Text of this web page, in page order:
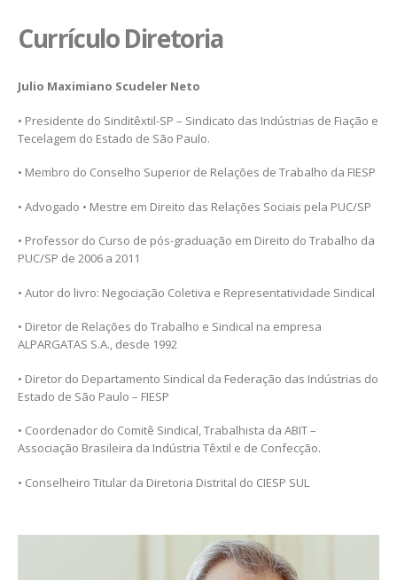
Currículo Diretoria
Julio Maximiano Scudeler Neto
• Presidente do Sinditêxtil-SP – Sindicato das Indústrias de Fiação e
Tecelagem do Estado de São Paulo.
• Membro do Conselho Superior de Relações de Trabalho da FIESP
• Advogado • Mestre em Direito das Relações Sociais pela PUC/SP
• Professor do Curso de pós-graduação em Direito do Trabalho da
PUC/SP de 2006 a 2011
• Autor do livro: Negociação Coletiva e Representatividade Sindical
• Diretor de Relações do Trabalho e Sindical na empresa
ALPARGATAS S.A., desde 1992
• Diretor do Departamento Sindical da Federação das Indústrias do
Estado de São Paulo – FIESP
• Coordenador do Comitê Sindical, Trabalhista da ABIT –
Associação Brasileira da Indústria Têxtil e de Confecção.
• Conselheiro Titular da Diretoria Distrital do CIESP SUL